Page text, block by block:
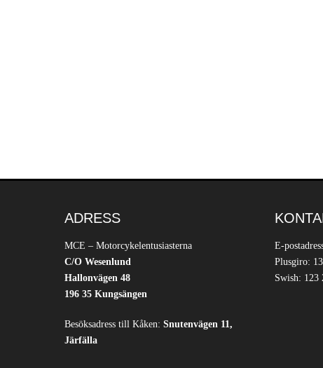
ADRESS
MCE – Motorcykelentusiasterna
C/O Wesenlund
Hallonvägen 48
196 35 Kungsängen
Besöksadress till Kåken: Snutenvägen 11,
Järfälla
E-
Plusgiro:
Swish: 123